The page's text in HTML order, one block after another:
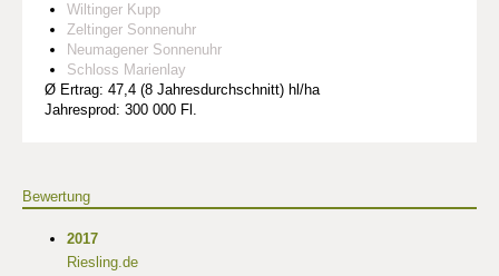
Wiltinger Kupp
Zeltinger Sonnenuhr
Neumagener Sonnenuhr
Schloss Marienlay
Ø Ertrag: 47,4 (8 Jahresdurchschnitt) hl/ha
Jahresprod: 300 000 Fl.
Bewertung
2017
Riesling.de